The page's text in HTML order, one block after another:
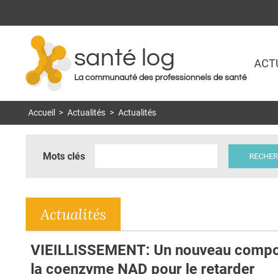
santé log
La communauté des professionnels de santé
Accueil > Actualités > Actualités
Mots clés
Actualités
VIEILLISSEMENT: Un nouveau
la coenzyme NAD pour le retarder